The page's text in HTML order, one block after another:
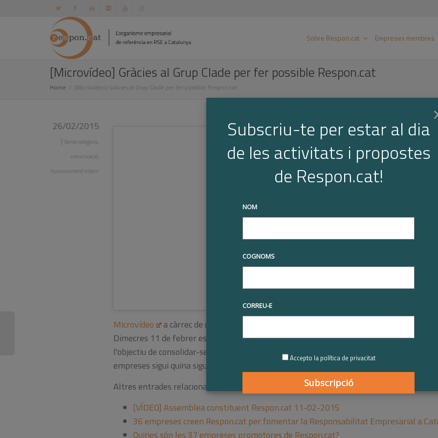
Sobre Respon.cat Empreses membres
[Microvídeo] Gràcies al Grup Clade per fer possible Respon.cat
Home [Microvídeo] Gràcies al Grup Clade per fer possible Respon.cat
26/02/2015
| Sense categoria
comunicació
funcionament intern
Gràcies al Grup Clade per fer possible
Microvídeo a càrrec de David Cos, president
Dimecres 11 de febrer es va celebrar l'Assemblea general constituent de Respon.cat,
l'objectiu de consolidar-se a Catalunya com a organisme marc de referència en
empreses sigui quina sigui la seva dimensió o el seu sector.
Altres entrades relacionades
[VÍDEO] Assemblea constituent Respon.cat 11-02-2015
36 empreses creen Respon.cat per fomentar la Responsabilitat Empresarial a
Quines són les 37 empreses promotores de Respon.cat?
Subscriu-te per estar al dia
de les activitats i propostes
de Respon.cat!
NOM
COGNOMS
CORREU-E
Accepto la política de privacitat